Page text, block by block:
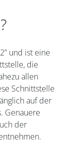
und ist eine
die
allen
Schnittstelle
auf der
Genauere
der